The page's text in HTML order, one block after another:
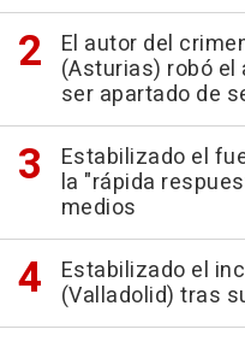
El autor del
(Asturias) robó
ser apartado de
Estabilizado el
la "rápida
medios
Estabilizado el
(Valladolid) tras